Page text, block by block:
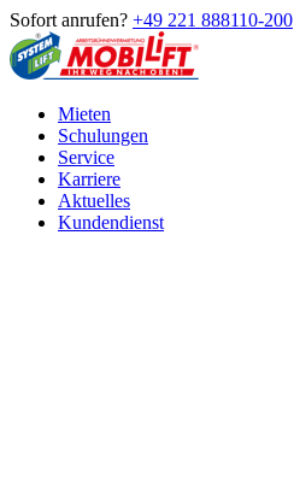
Sofort anrufen? +49 221 888110-200
Mieten
Schulungen
Service
Karriere
Aktuelles
Kundendienst